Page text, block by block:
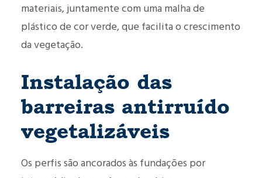
materiais, juntamente com uma malha de
plástico de cor verde, que facilita o crescimento
da vegetação.
Instalação das
barreiras antirruído
vegetalizáveis
Os perfis são ancorados às fundações por